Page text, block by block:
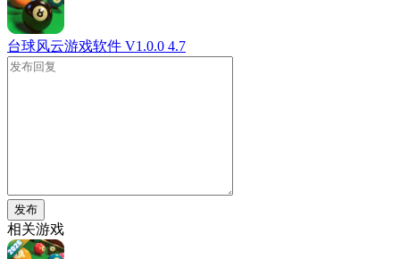
台球风云游戏软件 V1.0.0 4.7
发布
相关游戏